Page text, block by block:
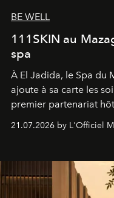
BE WELL
111SKIN au
spa
À El Jadida, le Spa du
ajoute à sa carte les
premier partenariat
britannique, née dans
londonien et
21.07.2026 by L'Officiel